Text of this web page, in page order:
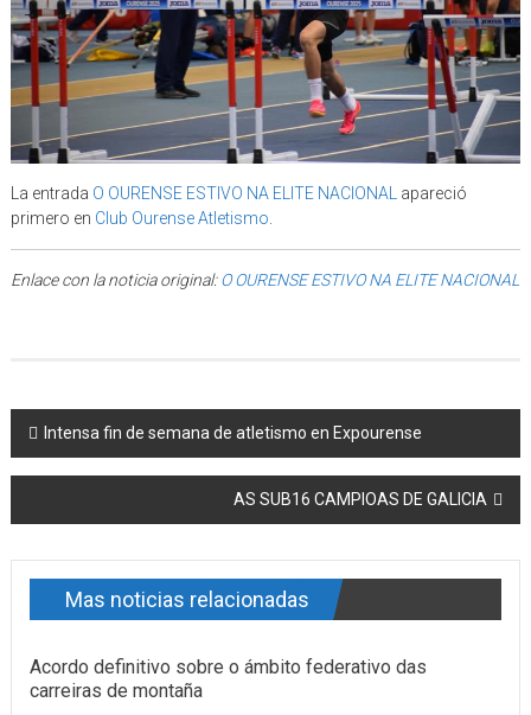
La entrada O OURENSE ESTIVO NA ELITE NACIONAL
apareció
primero en Club Ourense Atletismo
Enlace con la noticia original:O OURENSE ESTIVO NA ELITE NACIONAL
Post navigation
Intensa fin de semana de atletismo en Expourense
AS SUB16 CAMPIOAS DE GALICIA
Mas noticias relacionadas
Acordo definitivo sobre o ámbito federativo das
carreiras de montaña